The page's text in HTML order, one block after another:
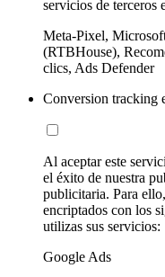
servicios de terceros
Meta-Pixel,
(RTBHouse),
clics, Ads Defender
Conversion tracking
Al aceptar este
el éxito de nuestra
publicitaria. Para
encriptados con los
utilizas sus servicios:
Google Ads